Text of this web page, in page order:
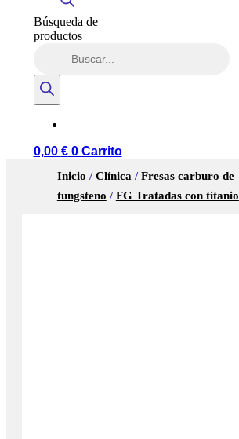
Búsqueda de
productos
0,00 € 0 Carrito
Inicio /Clínica /Fresas carburo de
tungsteno /FG Tratadas con titanio